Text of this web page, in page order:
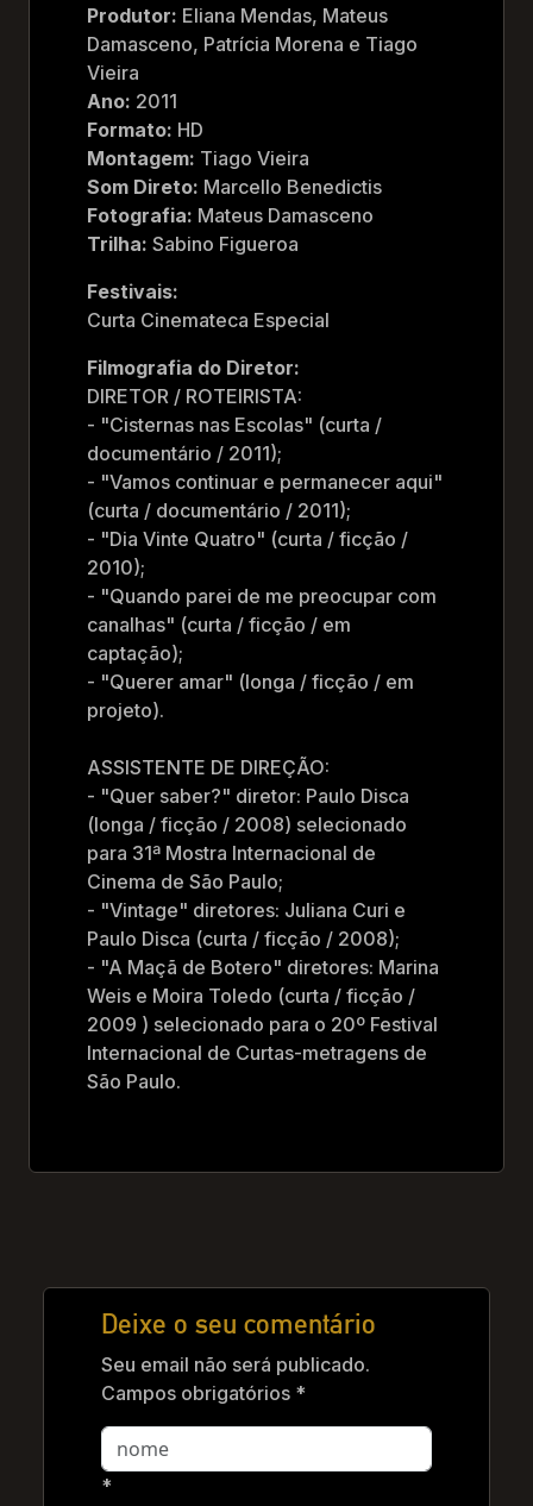
Produtor: Eliana Mendas, Mateus
Damasceno, Patrícia Morena e Tiago
Vieira
Ano: 2011
Formato: HD
Montagem: Tiago Vieira
Som Direto: Marcello Benedictis
Fotografia: Mateus Damasceno
Trilha: Sabino Figueroa
Festivais:
Curta Cinemateca Especial
Filmografia do Diretor:
DIRETOR / ROTEIRISTA:
- "Cisternas nas Escolas" (curta /
documentário / 2011);
- "Vamos continuar e permanecer aqui"
(curta / documentário / 2011);
- "Dia Vinte Quatro" (curta / ficção /
2010);
- "Quando parei de me preocupar com
canalhas" (curta / ficção / em
captação);
- "Querer amar" (longa / ficção / em
projeto).
ASSISTENTE DE DIREÇÃO:
- "Quer saber?" diretor: Paulo Disca
(longa / ficção / 2008) selecionado
para 31ª Mostra Internacional de
Cinema de São Paulo;
- "Vintage" diretores: Juliana Curi e
Paulo Disca (curta / ficção / 2008);
- "A Maçã de Botero" diretores: Marina
Weis e Moira Toledo (curta / ficção /
2009 ) selecionado para o 20º Festival
Internacional de Curtas-metragens de
São Paulo.
Deixe o seu comentário
Seu email não será publicado.
Campos obrigatórios *
*